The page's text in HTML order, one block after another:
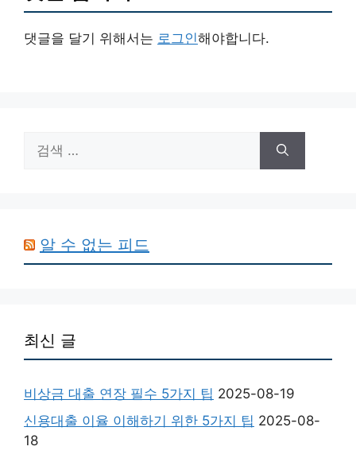
댓글을 달기 위해서는 로그인해야합니다.
색:
알 수 없는 피드
최신 글
비상금 대출 연장 필수 5가지 팁 2025-08-19
신용대출 이율 이해하기 위한 5가지 팁 2025-08-
18